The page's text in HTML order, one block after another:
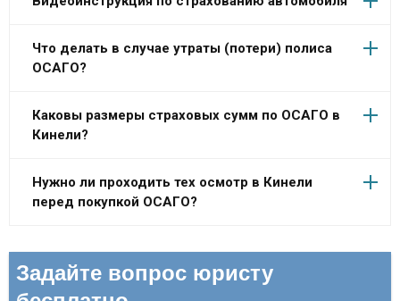
Что делать в случае утраты (потери) полиса
ОСАГО?
Каковы размеры страховых сумм по ОСАГО в
Кинели?
Нужно ли проходить тех осмотр в Кинели
перед покупкой ОСАГО?